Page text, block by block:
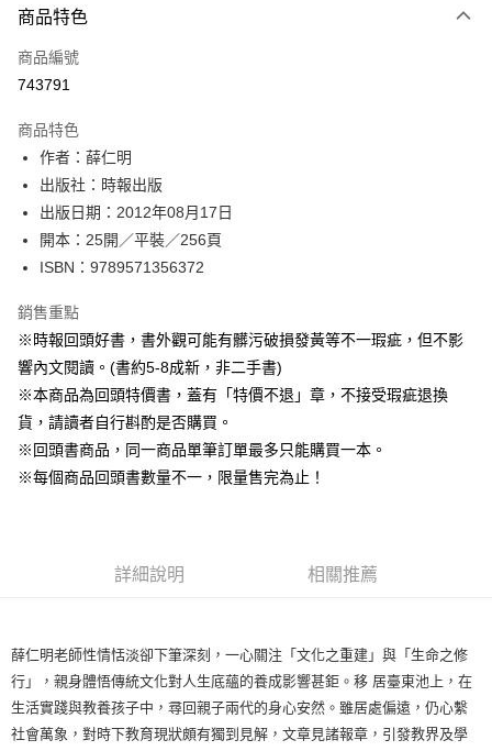
信用卡一次付款
ATM付款
運送方式
付款後全家取貨
每筆NT$60，滿NT$499(含以上)免運費
付款後7-11取貨
每筆NT$60，滿NT$499(含以上)免運費
宅配
每筆NT$100，滿NT$499(含以上)免運費
商品特色
商品編號
743791
商品特色
作者：薛仁明
出版社：時報出版
出版日期：2012年08月17日
開本：25開／平裝／256頁
ISBN：9789571356372
銷售重點
※時報回頭好書，書外觀可能有髒污破損發黃等不一瑕疵，但不影
響內文閱讀。(書約5-8成新，非二手書)
※本商品為回頭特價書，蓋有「特價不退」章，不接受瑕疵退換
貨，請讀者自行斟酌是否購買。
※回頭書商品，同一商品單筆訂單最多只能購買一本。
※每個商品回頭書數量不一，限量售完為止！
詳細說明 相關推薦
薛仁明老師性情恬淡卻下筆深刻，一心關注「文化之重建」與「生命之修
行」，親身體悟傳統文化對人生底蘊的養成影響甚鉅。移 居臺東池上，在
生活實踐與教養孩子中，尋回親子兩代的身心安然。雖居處偏遠，仍心繫
社會萬象，對時下教育現狀頗有獨到見解，文章見諸報章，引發教界及學